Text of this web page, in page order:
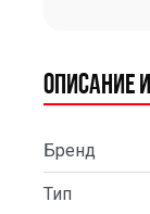
Описание
Бренд
Тип